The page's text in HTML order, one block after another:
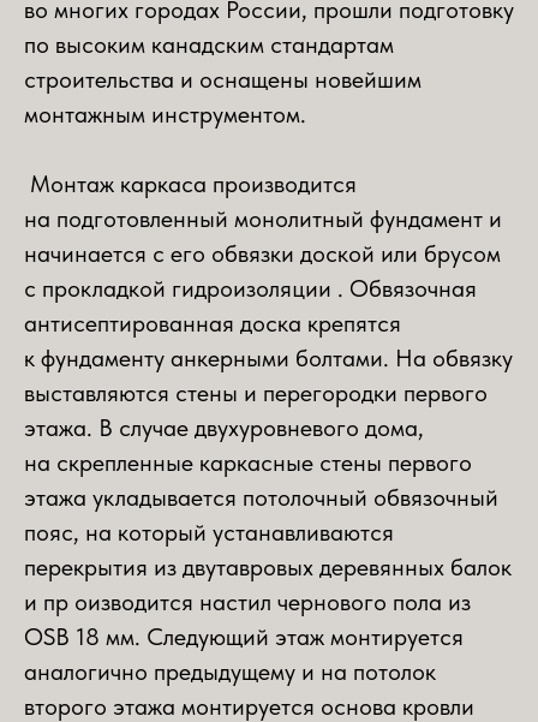
во многих городах России, прошли подготовку
по высоким канадским стандартам
строительства и оснащены новейшим
монтажным инструментом.
Монтаж каркаса производится
на подготовленный монолитный фундамент и
начинается с его обвязки доской или брусом
с прокладкой гидроизоляции . Обвязочная
антисептированная доска крепятся
к фундаменту анкерными болтами. На обвязку
выставляются стены и перегородки первого
этажа. В случае двухуровневого дома,
на скрепленные каркасные стены первого
этажа укладывается потолочный обвязочный
пояс, на который устанавливаются
перекрытия из двутавровых деревянных балок
и пр оизводится настил чернового пола из
OSB 18 мм. Следующий этаж монтируется
аналогично предыдущему и на потолок
второго этажа монтируется основа кровли